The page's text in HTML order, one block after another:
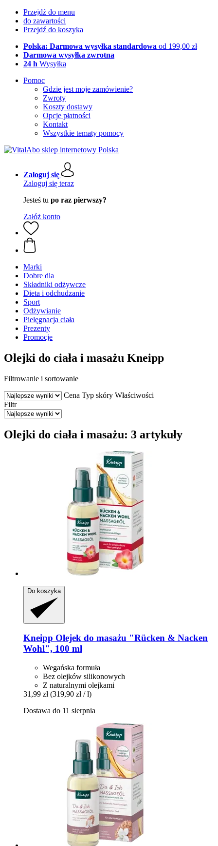
Przejdź do menu
do zawartości
Przejdź do koszyka
Polska: Darmowa wysyłka standardowa od 199,00 zł
Darmowa wysyłka zwrotna
24 h Wysyłka
Pomoc
Gdzie jest moje zamówienie?
Zwroty
Koszty dostawy
Opcje płatności
Kontakt
Wszystkie tematy pomocy
Zaloguj się
Zaloguj się teraz
Jesteś tu po raz pierwszy?
Załóż konto
Marki
Dobre dla
Składniki odżywcze
Dieta i odchudzanie
Sport
Odżywianie
Pielęgnacja ciała
Prezenty
Promocje
Olejki do ciała i masażu Kneipp
Filtrowanie i sortowanie
Cena Typ skóry Właściwości
Filtr
Olejki do ciała i masażu: 3 artykuły
Do koszyka
Kneipp Olejek do masażu "Rücken & Nacken
Wohl", 100 ml
Wegańska formuła
Bez olejków silikonowych
Z naturalnymi olejkami
31,99 zł (319,90 zł / l)
Dostawa do 11 sierpnia